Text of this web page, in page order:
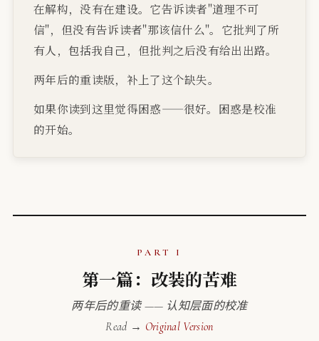
在解构，没有在建设。它告诉读者"道理不可
信"，但没有告诉读者"那该信什么"。它批判了所
有人，包括我自己，但批判之后没有给出出路。
两年后的重读版，补上了这个缺失。
如果你读到这里觉得困惑——很好。困惑是校准
的开始。
PART I
第一篇：改装的苦难
两年后的重读 —— 认知层面的校准
Read → Original Version